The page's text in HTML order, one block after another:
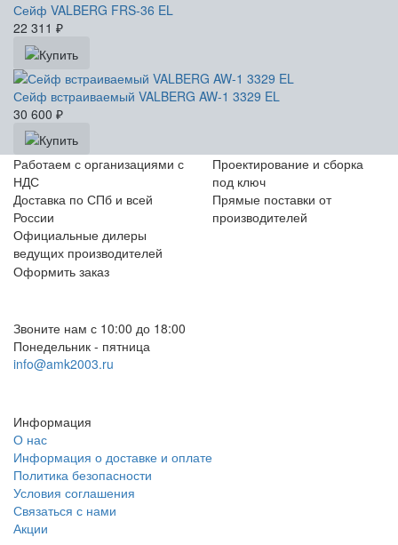
Сейф VALBERG FRS-36 EL
22 311 ₽
Сейф встраиваемый VALBERG AW-1 3329 EL
30 600 ₽
Работаем с организациями с
НДС
Проектирование и сборка
под ключ
Доставка по СПб и всей
России
Прямые поставки от
производителей
Официальные дилеры
ведущих производителей
Оформить заказ
Звоните нам с 10:00 до 18:00
Понедельник - пятница
info@amk2003.ru
Информация
О нас
Информация о доставке и оплате
Политика безопасности
Условия соглашения
Связаться с нами
Акции